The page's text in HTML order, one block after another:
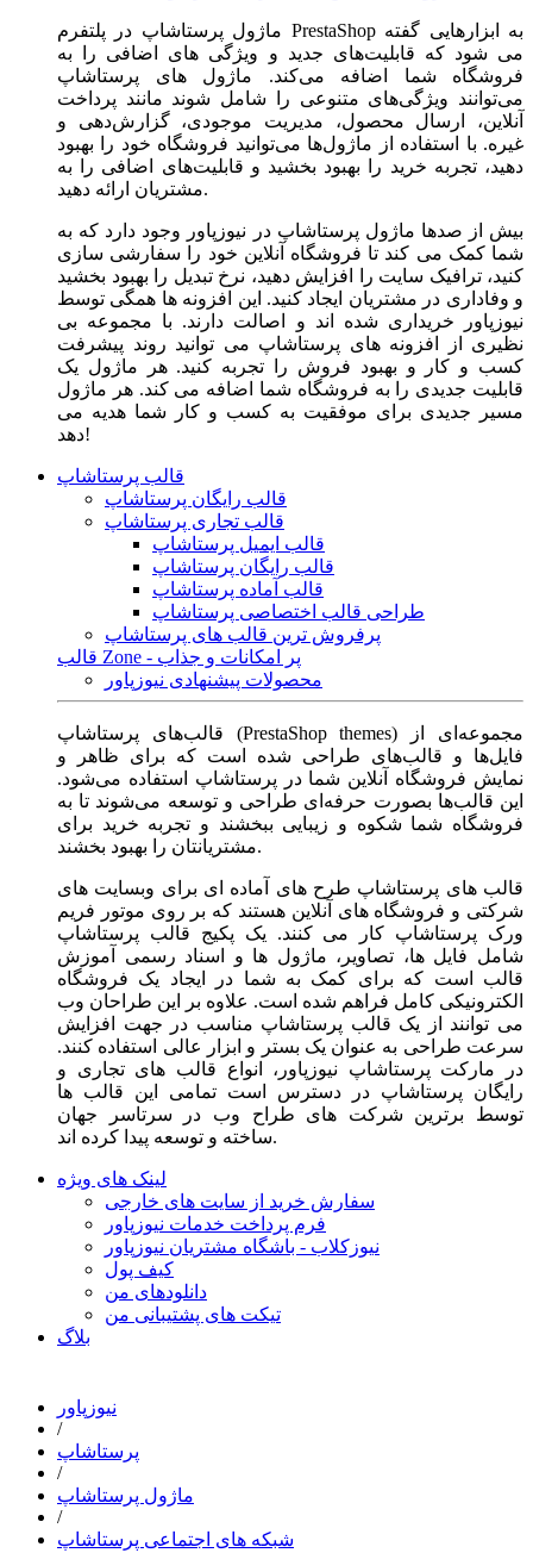
ماژول‌ پرستاشاپ در پلتفرم PrestaShop به ابزارهایی گفته
می شود که قابلیت‌های جدید و ویژگی های اضافی را به
فروشگاه شما اضافه می‌کند. ماژول های پرستاشاپ
می‌توانند ویژگی‌های متنوعی را شامل شوند مانند پرداخت
آنلاین، ارسال محصول، مدیریت موجودی، گزارش‌دهی و
غیره. با استفاده از ماژول‌ها می‌توانید فروشگاه خود را بهبود
دهید، تجربه خرید را بهبود بخشید و قابلیت‌های اضافی را به
مشتریان ارائه دهید.
بیش از صدها ماژول پرستاشاپ در نیوزپاور وجود دارد که به
شما کمک می کند تا فروشگاه آنلاین خود را سفارشی سازی
کنید، ترافیک سایت را افزایش دهید، نرخ تبدیل را بهبود بخشید
و وفاداری در مشتریان ایجاد کنید. این افزونه ها همگی توسط
نیوزپاور خریداری شده اند و اصالت دارند. با مجموعه بی
نظیری از افزونه های پرستاشاپ می توانید روند پیشرفت
کسب و کار و بهبود فروش را تجربه کنید. هر ماژول یک
قابلیت جدیدی را به فروشگاه شما اضافه می کند. هر ماژول
مسیر جدیدی برای موفقیت به کسب و کار شما هدیه می
دهد!
قالب پرستاشاپ
قالب رایگان پرستاشاپ
قالب تجاری پرستاشاپ
قالب ایمیل پرستاشاپ
قالب رایگان پرستاشاپ
قالب آماده پرستاشاپ
طراحی قالب اختصاصی پرستاشاپ
پرفروش ترین قالب های پرستاشاپ
قالب Zone - پر امکانات و جذاب
محصولات پیشنهادی نیوزپاور
قالب‌های پرستاشاپ (PrestaShop themes) مجموعه‌ای از
فایل‌ها و قالب‌های طراحی شده است که برای ظاهر و
نمایش فروشگاه آنلاین شما در پرستاشاپ استفاده می‌شود.
این قالب‌ها بصورت حرفه‌ای طراحی و توسعه می‌شوند تا به
فروشگاه شما شکوه و زیبایی ببخشند و تجربه خرید برای
مشتریانتان را بهبود بخشند.
قالب های پرستاشاپ طرح های آماده ای برای وبسایت های
شرکتی و فروشگاه های آنلاین هستند که بر روی موتور فریم
ورک پرستاشاپ کار می کنند. یک پکیج قالب پرستاشاپ
شامل فایل ها، تصاویر، ماژول ها و اسناد رسمی آموزش
قالب است که برای کمک به شما در ایجاد یک فروشگاه
الکترونیکی کامل فراهم شده است. علاوه بر این طراحان وب
می توانند از یک قالب پرستاشاپ مناسب در جهت افزایش
سرعت طراحی به عنوان یک بستر و ابزار عالی استفاده کنند.
در مارکت پرستاشاپ نیوزپاور، انواع قالب های تجاری و
رایگان پرستاشاپ در دسترس است تمامی این قالب ها
توسط برترین شرکت های طراح وب در سرتاسر جهان
ساخته و توسعه پیدا کرده اند.
لینک های ویژه
سفارش خرید از سایت های خارجی
فرم پرداخت خدمات نیوزپاور
نیوزکلاب - باشگاه مشتریان نیوزپاور
کیف پول
دانلودهای من
تیکت های پشتیبانی من
بلاگ
نیوزپاور
/
پرستاشاپ
/
ماژول پرستاشاپ
/
شبکه های اجتماعی پرستاشاپ